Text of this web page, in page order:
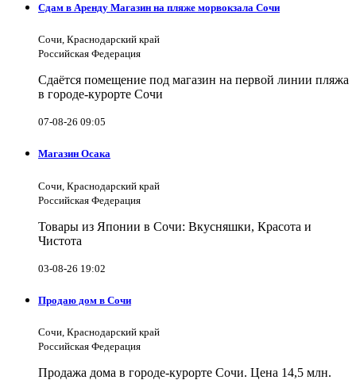
Сдам в Аренду Магазин на пляже морвокзала Сочи
Сочи, Краснодарский край
Российская Федерация
Сдаётся помещение под магазин на первой линии пляжа
в городе-курорте Сочи
07-08-26 09:05
Магазин Осака
Сочи, Краснодарский край
Российская Федерация
Товары из Японии в Сочи: Вкусняшки, Красота и
Чистота
03-08-26 19:02
Продаю дом в Сочи
Сочи, Краснодарский край
Российская Федерация
Продажа дома в городе-курорте Сочи. Цена 14,5 млн.